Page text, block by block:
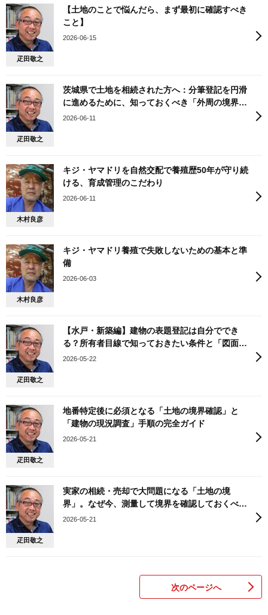
疋田敬之
【土地のことで悩んだら、まず最初に確認すべき
こと】
2026-06-15
疋田敬之
茨城県で土地を相続された方へ：分筆登記を円滑
に進めるために、知っておくべき「外周の境界確
認」
2026-06-11
木村良彦
キジ・ヤマドリを自然交配で養殖歴50年が守り続
ける、育成管理のこだわり
2026-06-11
木村良彦
キジ・ヤマドリ養殖で失敗しないための基本と準
備
2026-06-03
疋田敬之
【水戸・新築編】建物の表題登記は自分ででき
る？所有者目線で知っておきたい条件と「図面」
のルール
2026-05-22
疋田敬之
地番特定後に必須となる「土地の境界確認」と
「建物の現況調査」手順の完全ガイド
2026-05-21
疋田敬之
実家の相続・売却で大問題になる「土地の境
界」。なぜ今、測量して境界を確認しておくべき
なのか？
2026-05-21
次のページへ